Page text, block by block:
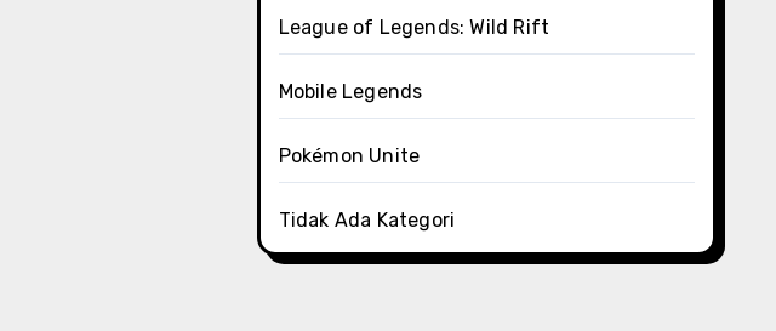
League of Legends: Wild Rift
Mobile Legends
Pokémon Unite
Tidak Ada Kategori